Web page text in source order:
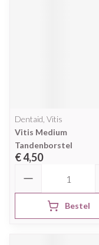
Dentaid, Vitis
Vitis Medium
Tandenborstel
€ 4,50
Bestel